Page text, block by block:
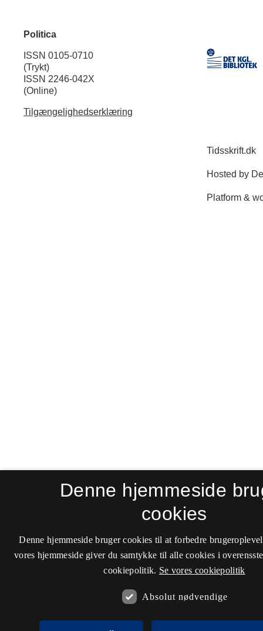
Politica
ISSN 0105-0710
(Trykt)
ISSN 2246-042X
(Online)
Tilgængelighedserklæring
Denne hjemmeside
cookies
Denne hjemmeside bruger cookies til at forbedre
vores hjemmeside giver du samtykke til alle cookies i
cookiepolitik. Se vores cookiepolitik
Absolut nødvendige